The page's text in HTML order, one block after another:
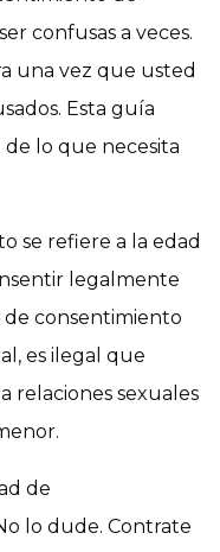
confusas a veces.
una vez que usted
Esta guía
lo que necesita
se refiere a la edad
legalmente
de consentimiento
es ilegal que
relaciones sexuales
de
lo dude. Contrate